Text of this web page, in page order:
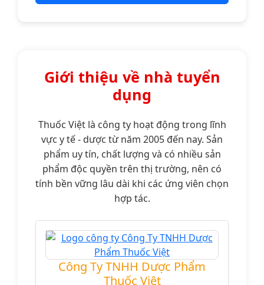
Giới thiệu về nhà tuyển
dụng
Thuốc Việt là công ty hoạt động trong lĩnh
vực y tế - dược từ năm 2005 đến nay. Sản
phẩm uy tín, chất lượng và có nhiều sản
phẩm độc quyền trên thị trường, nên có
tính bền vững lâu dài khi các ứng viên chọn
hợp tác.
Công Ty TNHH Dược Phẩm
Thuốc Việt